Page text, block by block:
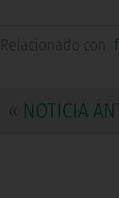
Relacionado con
« NOTICIA